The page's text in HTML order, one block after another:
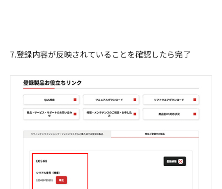
7.登録内容が反映されていることを確認したら完了